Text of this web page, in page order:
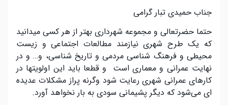
جناب حمیدی تبار گرامی
حتما حضرتعالی و مجموعه شهرداری بهتر از هر کسی میدانید
که یک طرح شهری نیازمند مطالعات اجتماعی و زیست
محیطی و فرهنگ شناسی مردمی و تاریخ شناسی، و… و در
نهایت عمرانی و معماری است و قطعا باید این اولویتها در
کارهای عمرانی شهری رعایت شود وگرنه پراز مشکلات عدیده
ای می‌شود که دیگر پشیمانی سودی به بار نخواهد آورد.